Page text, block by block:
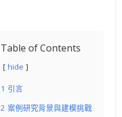
Table of Contents
hide
1 引言
2 案例研究背景與建模挑戰